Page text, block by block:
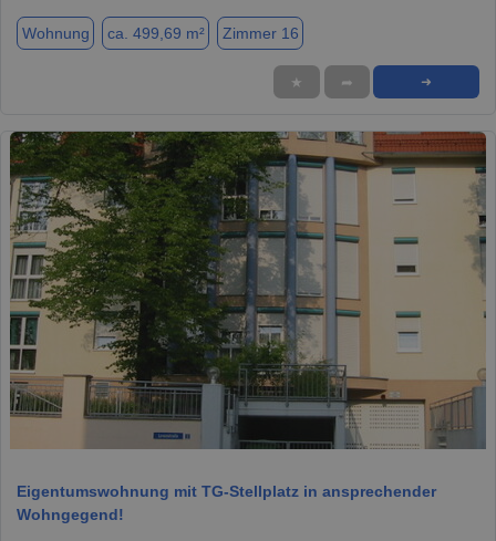
Wohnung ca. 499,69 m² Zimmer 16
★ ➦ ➜
1 / 15
Eigentumswohnung mit TG-Stellplatz in ansprechender
Wohngegend!